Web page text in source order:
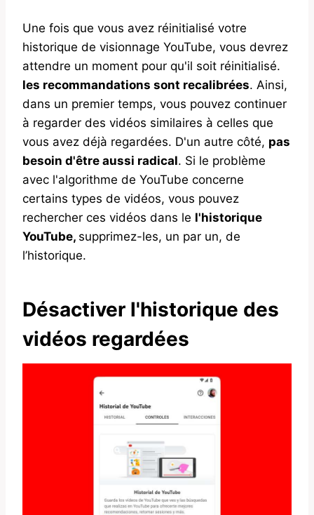
Une fois que vous avez réinitialisé votre
historique de visionnage YouTube, vous devrez
attendre un moment pour qu'il soit réinitialisé.
les recommandations sont recalibrées. Ainsi,
dans un premier temps, vous pouvez continuer
à regarder des vidéos similaires à celles que
vous avez déjà regardées. D'un autre côté, pas
besoin d'être aussi radical. Si le problème
avec l'algorithme de YouTube concerne
certains types de vidéos, vous pouvez
rechercher ces vidéos dans le l'historique
YouTube, supprimez-les, un par un, de
l’historique.
Désactiver l'historique des
vidéos regardées